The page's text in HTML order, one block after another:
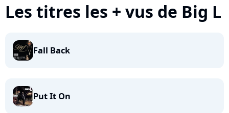
Les titres les + vus de Big L
Fall Back
Put It On